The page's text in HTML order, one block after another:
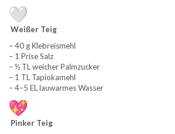
Weißer Teig
– 40 g Klebreismehl
– 1 Prise Salz
– ½ TL weicher Palmzucker
– 1 TL Tapiokamehl
– 4–5 EL lauwarmes Wasser
Pinker Teig